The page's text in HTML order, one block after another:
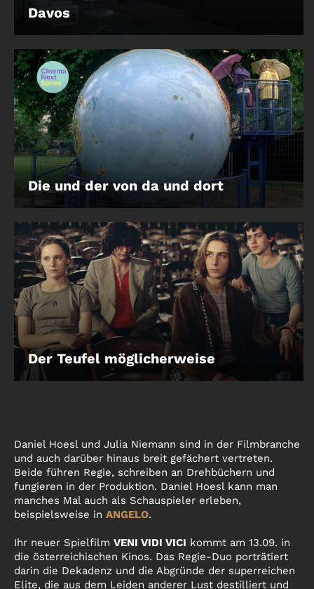
Daniel Hoesl und Julia Niemann sind in der Filmbranche
und auch darüber hinaus breit gefächert vertreten.
Beide führen Regie, schreiben an Drehbüchern und
fungieren in der Produktion. Daniel Hoesl kann man
manches Mal auch als Schauspieler erleben,
beispielsweise in ANGELO.
Ihr neuer Spielfilm VENI VIDI VICI kommt am 13.09. in
die österreichischen Kinos. Das Regie-Duo porträtiert
darin die Dekadenz und die Abgründe der superreichen
Elite, die aus dem Leiden anderer Lust destilliert und
Davos
Die und der von da und dort
Der Teufel möglicherweise